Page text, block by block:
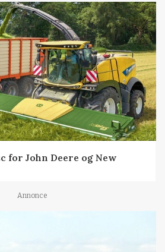
for John Deere og New
Annonce